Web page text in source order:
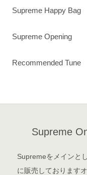
Supreme Happy Bag
Supreme Opening
Recommended Tune
Supreme
Supremeをメインと
に販売しております